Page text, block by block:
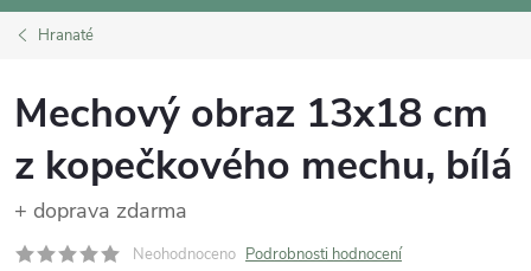
Hranaté
Mechový obraz 13x18 cm
z kopečkového mechu, bílá
+ doprava zdarma
Neohodnoceno Podrobnosti hodnocení